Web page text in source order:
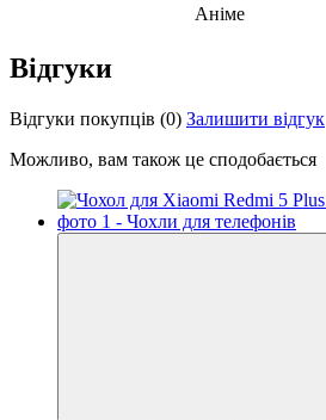
Аніме
Відгуки
Відгуки покупців (0) Залишити відгук
Можливо, вам також це сподобається